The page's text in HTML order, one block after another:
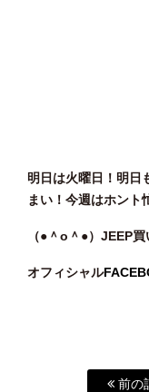
明日は火曜日！明日
まい！今週はホント
（●＾o ＾●）JEEP買
オフィシャル
前の